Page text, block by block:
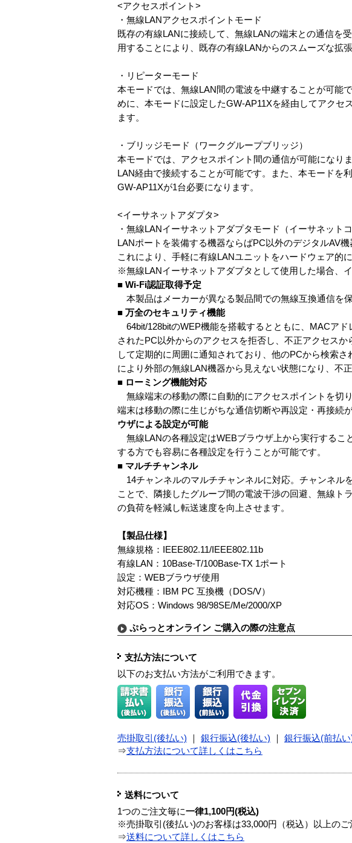
<アクセスポイント>
・無線LANアクセスポイントモード
既存の有線LANに接続して、無線LANの端末との通信を
用することにより、既存の有線LANからのスムーズな拡張
・リピーターモード
本モードでは、無線LAN間の電波を中継することが可能
めに、本モードに設定したGW-AP11Xを経由してアクセ
ます。
・ブリッジモード（ワークグループブリッジ）
本モードでは、アクセスポイント間の通信が可能になり
LAN経由で接続することが可能です。また、本モードを
GW-AP11Xが1台必要になります。
<イーサネットアダプタ>
・無線LANイーサネットアダプタモード（イーサネットコ
LANポートを装備する機器ならばPC以外のデジタルAV
これにより、手軽に有線LANユニットをハードウェア的
※無線LANイーサネットアダプタとして使用した場合、
■ Wi-Fi認証取得予定
本製品はメーカーが異なる製品間での無線互換通信を
■ 万全のセキュリティ機能
64bit/128bitのWEP機能を搭載するとともに、MACア
されたPC以外からのアクセスを拒否し、不正アクセス
して定期的に周囲に通知されており、他のPCから検索
により外部の無線LAN機器から見えない状態になり、不
■ ローミング機能対応
無線端末の移動の際に自動的にアクセスポイントを切
端末は移動の際に生じがちな通信切断や再設定・再接続
ウザによる設定が可能
無線LANの各種設定はWEBブラウザ上から実行するこ
する方でも容易に各種設定を行うことが可能です。
■ マルチチャンネル
14チャンネルのマルチチャンネルに対応。チャンネル
ことで、隣接したグループ間の電波干渉の回避、無線ト
の負荷を軽減し転送速度を向上させます。
【製品仕様】
無線規格：IEEE802.11/IEEE802.11b
有線LAN：10Base-T/100Base-TX 1ポート
設定：WEBブラウザ使用
対応機種：IBM PC 互換機（DOS/V）
対応OS：Windows 98/98SE/Me/2000/XP
ぷらっとオンライン ご購入の際の注意点
支払方法について
以下のお支払い方法がご利用できます。
売掛取引(後払い) 銀行振込(後払い) 銀行振込(前払い
⇒支払方法について詳しくはこちら
送料について
1つのご注文毎に一律1,100円(税込)
※売掛取引(後払い)のお客様は33,000円（税込）以上のご
⇒送料について詳しくはこちら